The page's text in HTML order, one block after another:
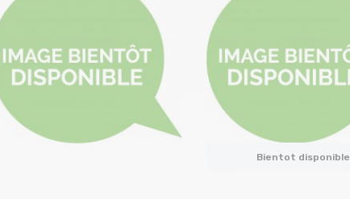
Bientot disponible